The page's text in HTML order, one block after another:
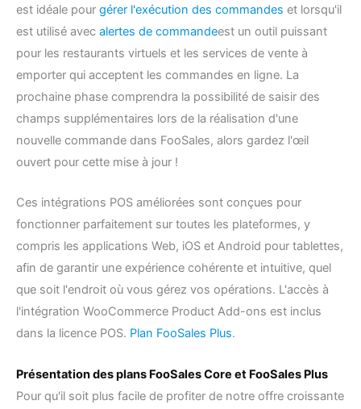
est idéale pour gérer l'exécution des commandes et lorsqu'il
est utilisé avec alertes de commandeest un outil puissant
pour les restaurants virtuels et les services de vente à
emporter qui acceptent les commandes en ligne. La
prochaine phase comprendra la possibilité de saisir des
champs supplémentaires lors de la réalisation d'une
nouvelle commande dans FooSales, alors gardez l'œil
ouvert pour cette mise à jour !
Ces intégrations POS améliorées sont conçues pour
fonctionner parfaitement sur toutes les plateformes, y
compris les applications Web, iOS et Android pour tablettes,
afin de garantir une expérience cohérente et intuitive, quel
que soit l'endroit où vous gérez vos opérations. L'accès à
l'intégration WooCommerce Product Add-ons est inclus
dans la licence POS. Plan FooSales Plus.
Présentation des plans FooSales Core et FooSales Plus
Pour qu'il soit plus facile de profiter de notre offre croissante